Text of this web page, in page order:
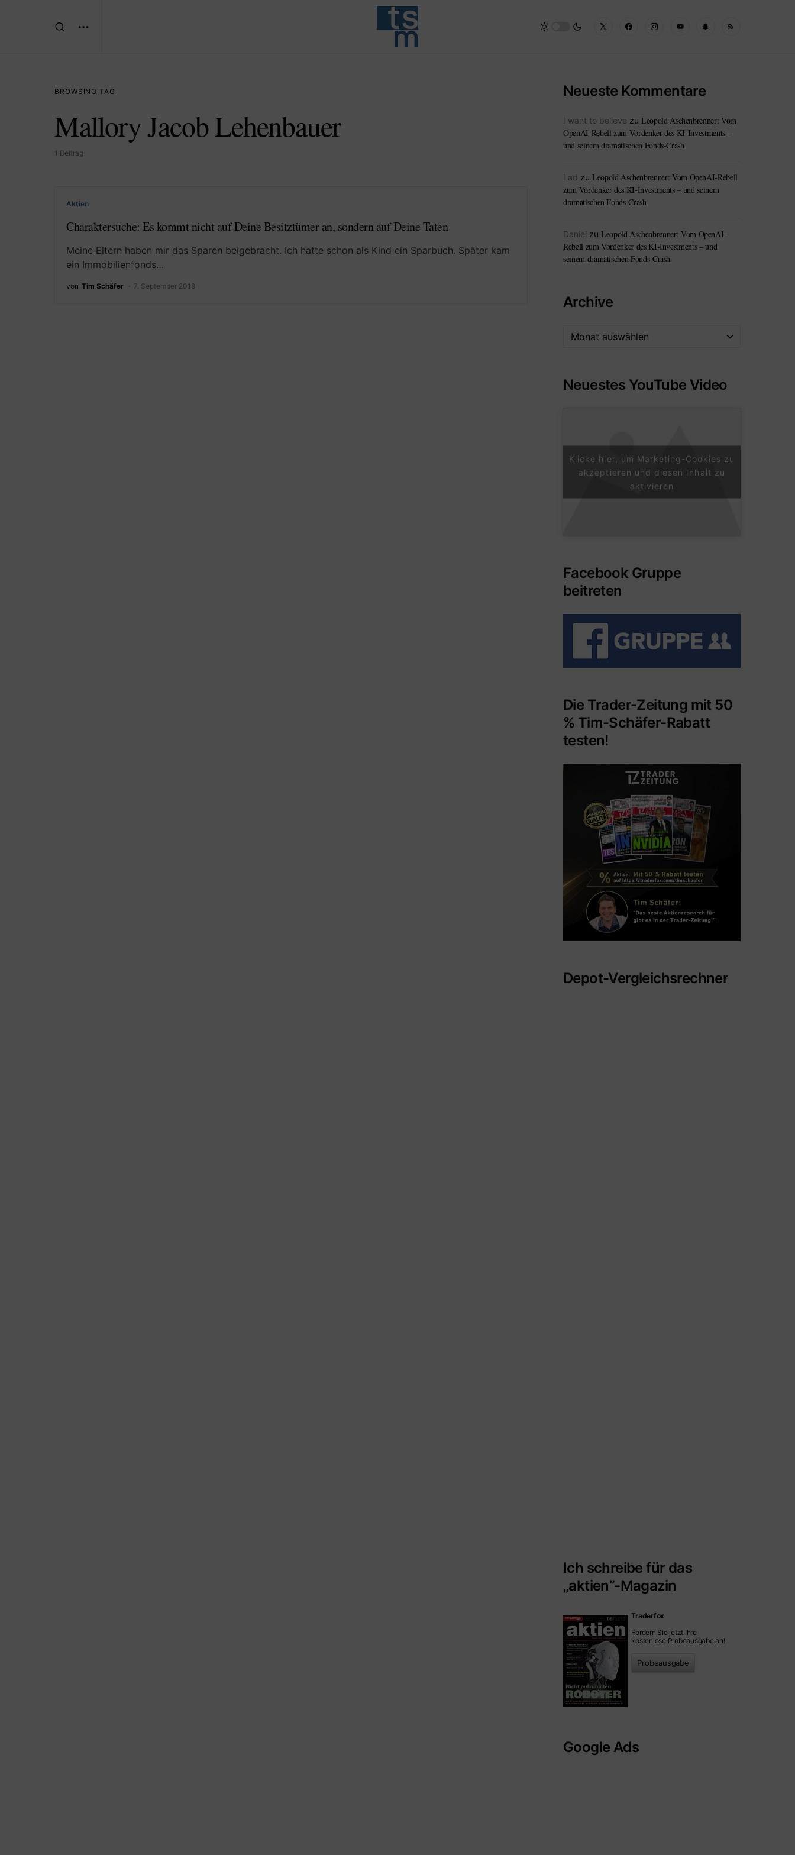
BROWSING TAG
Mallory Jacob Lehenbauer
1 Beitrag
Aktien
Charaktersuche: Es kommt nicht auf Deine Besitztümer an, sondern auf Deine Taten
Meine Eltern haben mir das Sparen beigebracht. Ich hatte schon als Kind ein Sparbuch. Später kam
ein Immobilienfonds…
von Tim Schäfer 7. September 2018
Neueste Kommentare
I want to believe zu Leopold Aschenbrenner: Vom
OpenAI-Rebell zum Vordenker des KI-Investments –
und seinem dramatischen Fonds-Crash
Lad zu Leopold Aschenbrenner: Vom OpenAI-Rebell
zum Vordenker des KI-Investments – und seinem
dramatischen Fonds-Crash
Daniel zu Leopold Aschenbrenner: Vom OpenAI-
Rebell zum Vordenker des KI-Investments – und
seinem dramatischen Fonds-Crash
Archive
Neuestes YouTube Video
Klicke hier, um Marketing-Cookies zu
akzeptieren und diesen Inhalt zu
aktivieren
Facebook Gruppe
beitreten
Die Trader-Zeitung mit 50
% Tim-Schäfer-Rabatt
testen!
Depot-Vergleichsrechner
Ich schreibe für das
„aktien”-Magazin
Traderfox
Fordern Sie jetzt Ihre
kostenlose Probeausgabe an!
Probeausgabe
Google Ads